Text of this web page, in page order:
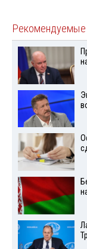
Рекомендуемые